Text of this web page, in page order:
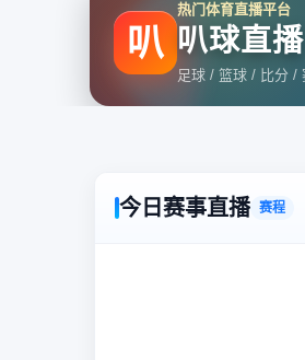
叭
热门体育直播平台
叭球直播
足球 / 篮球 / 比分 /